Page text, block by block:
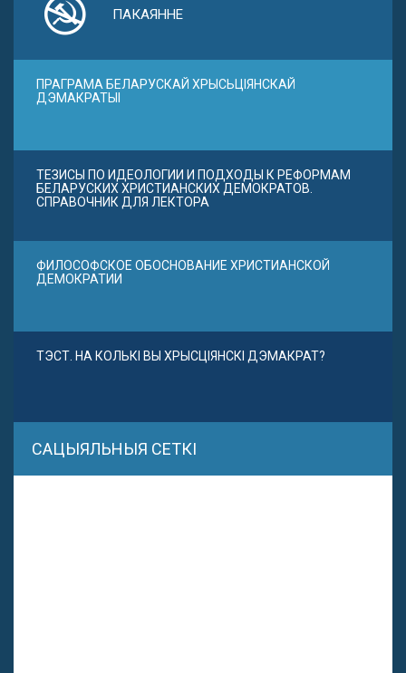
ПАКАЯННЕ
ПРАГРАМА БЕЛАРУСКАЙ ХРЫСЬЦІЯНСКАЙ
ДЭМАКРАТЫІ
ТЕЗИСЫ ПО ИДЕОЛОГИИ И ПОДХОДЫ К РЕФОРМАМ
БЕЛАРУСКИХ ХРИСТИАНСКИХ ДЕМОКРАТОВ.
СПРАВОЧНИК ДЛЯ ЛЕКТОРА
ФИЛОСОФСКОЕ ОБОСНОВАНИЕ ХРИСТИАНСКОЙ
ДЕМОКРАТИИ
ТЭСТ. НА КОЛЬКІ ВЫ ХРЫСЦІЯНСКІ ДЭМАКРАТ?
САЦЫЯЛЬНЫЯ СЕТКІ